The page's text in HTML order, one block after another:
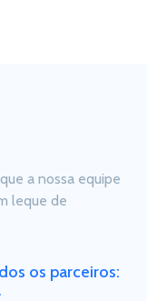
a nossa equipe
leque de
os parceiros: